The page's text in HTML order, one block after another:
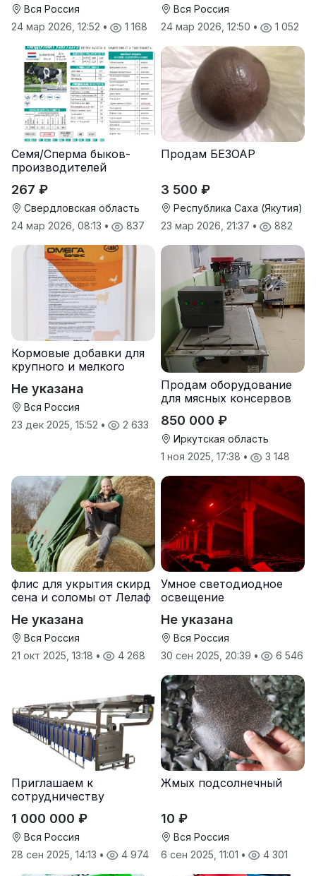
Вся Россия
24 мар 2026, 12:52 • 1 168
Вся Россия
24 мар 2026, 12:50 • 1 052
Семя/Сперма быков-
производителей
267 ₽
Свердловская область
24 мар 2026, 08:13 • 837
Продам БЕЗОАР
3 500 ₽
Республика Саха (Якутия)
23 мар 2026, 21:37 • 882
Кормовые добавки для
крупного и мелкого
Не указана
Вся Россия
23 дек 2025, 15:52 • 2 633
Продам оборудование
для мясных консервов
850 000 ₽
Иркутская область
1 ноя 2025, 17:38 • 3 148
флис для укрытия скирд
сена и соломы от Лелаф
Не указана
Вся Россия
21 окт 2025, 13:18 • 4 268
Умное светодиодное
освещение
Не указана
Вся Россия
30 сен 2025, 20:39 • 6 546
Приглашаем к
сотрудничеству
1 000 000 ₽
Вся Россия
28 сен 2025, 14:13 • 4 974
Жмых подсолнечный
10 ₽
Вся Россия
6 сен 2025, 11:01 • 4 301